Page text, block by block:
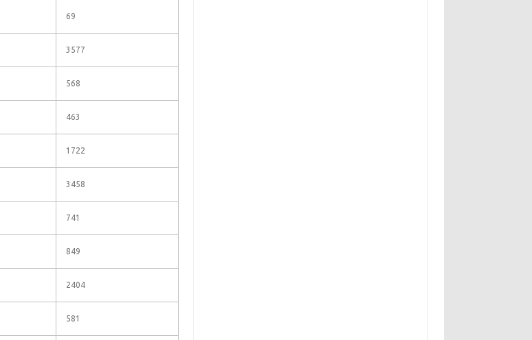
69
3577
568
463
1722
3458
741
849
2404
581